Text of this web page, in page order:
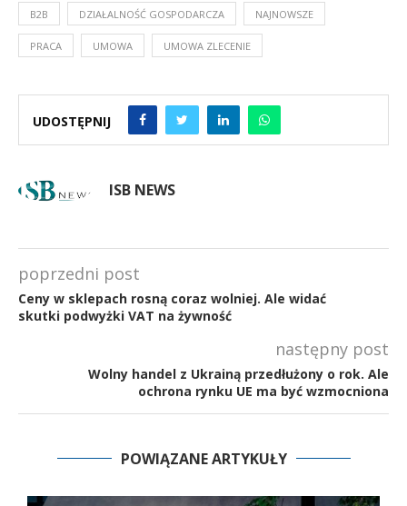
B2B DZIAŁALNOŚĆ GOSPODARCZA NAJNOWSZE
PRACA UMOWA UMOWA ZLECENIE
UDOSTĘPNIJ
ISB NEWS
poprzedni post
Ceny w sklepach rosną coraz wolniej. Ale widać
skutki podwyżki VAT na żywność
następny post
Wolny handel z Ukrainą przedłużony o rok. Ale
ochrona rynku UE ma być wzmocniona
POWIĄZANE ARTYKUŁY